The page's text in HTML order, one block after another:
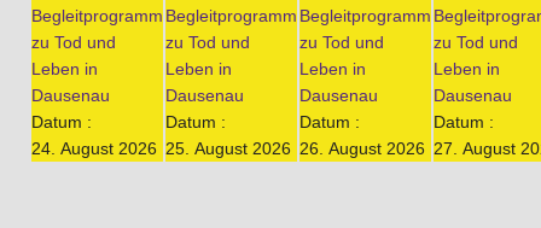
Begleitprogramm
zu Tod und
Leben in
Dausenau
Datum :
24. August 2026
Begleitprogramm
zu Tod und
Leben in
Dausenau
Datum :
25. August 2026
Begleitprogramm
zu Tod und
Leben in
Dausenau
Datum :
26. August 2026
zu Tod und
Leben in
Dausenau
Datum :
27. August